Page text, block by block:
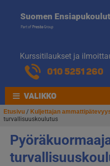
navigointiin
sisältöön
Suomen
Kurssitilaukset ja
010 5251 260
VALIKKO
Etusivu / Kuljettajan
turvallisuuskoulutus